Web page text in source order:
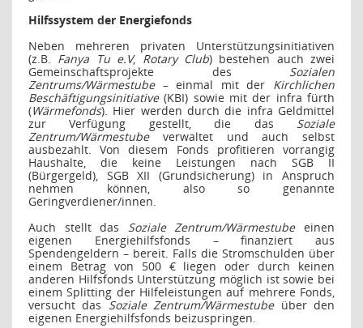
Hilfssystem der Energiefonds
Neben mehreren privaten Unterstützungsinitiativen
(z.B. Fanya Tu e.V, Rotary Club) bestehen auch zwei
Gemeinschaftsprojekte des Sozialen
Zentrums/Wärmestube– einmal mit der Kirchlichen
Beschäftigungsinitiative(KBI) sowie mit der infra fürth
(Wärmefonds). Hier werden durch die infra Geldmittel
zur Verfügung gestellt, die das Soziale
Zentrum/Wärmestubeverwaltet und auch selbst
ausbezahlt. Von diesem Fonds profitieren vorrangig
Haushalte, die keine Leistungen nach SGB II
(Bürgergeld), SGB XII (Grundsicherung) in Anspruch
nehmen können, also so genannte
Geringverdiener/innen.
Auch stellt das Soziale Zentrum/Wärmestubeeinen
eigenen Energiehilfsfonds – finanziert aus
Spendengeldern – bereit. Falls die Stromschulden über
einem Betrag von 500 € liegen oder durch keinen
anderen Hilfsfonds Unterstützung möglich ist sowie bei
einem Splitting der Hilfeleistungen auf mehrere Fonds,
versucht dasSoziale Zentrum/Wärmestubeüber den
eigenen Energiehilfsfonds beizuspringen.